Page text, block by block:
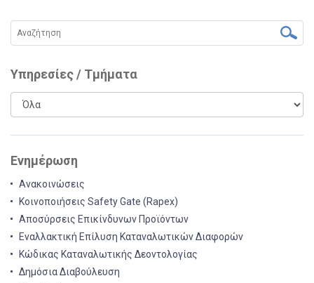
Υπηρεσίες / Τμήματα
Ενημέρωση
Ανακοινώσεις
Κοινοποιήσεις Safety Gate (Rapex)
Αποσύρσεις Επικίνδυνων Προϊόντων
Εναλλακτική Επίλυση Καταναλωτικών Διαφορών
Κώδικας Καταναλωτικής Δεοντολογίας
Δημόσια Διαβούλευση